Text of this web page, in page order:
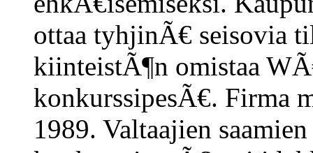
ottaa tyhjinÃ€ seisovia
kiinteistÃ¶n omistaa
konkurssipesÃ€. Firma
1989. Valtaajien